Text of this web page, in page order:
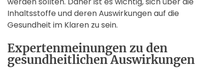
Inhaltsstoffe und deren Auswirkungen auf die
Gesundheit im Klaren zu sein.
Expertenmeinungen zu den
gesundheitlichen Auswirkungen